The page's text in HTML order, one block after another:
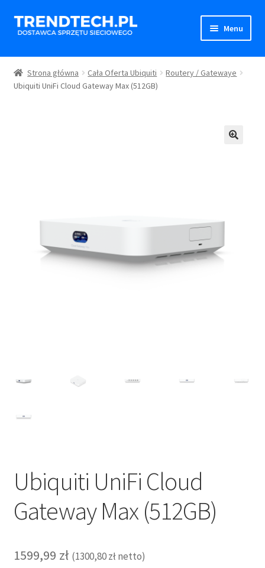
Przejdź
do
Przejdź
do
Menu
Strona Główna
Sklep
menu
Strona główna Cała Oferta Ubiquiti
Routery / Gatewaye
Ubiquiti UniFi Cloud Gateway Max (512GB)
Ubiquiti UniFi Cloud
Gateway Max (512GB)
1599,99 zł (1300,80złnetto)